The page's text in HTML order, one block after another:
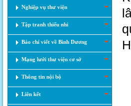
Nghiệp vụ thư viện
Tập tranh thiếu nhi
Báo chí viết về Bình Dương
Mạng lưới thư viện cơ sở
Thông tin nội bộ
Liên kết